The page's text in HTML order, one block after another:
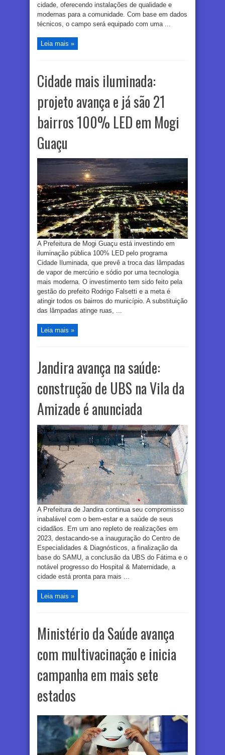
cidade, oferecendo instalações de qualidade e
modernas para a comunidade. Com base em dados
técnicos, o campo será equipado com uma ...
Leia mais »
Cidade mais iluminada:
projeto avança e já são 21
bairros 100% LED em Mogi
Guaçu
A Prefeitura de Mogi Guaçu está investindo em
iluminação pública 100% LED pelo programa
Cidade Iluminada, que prevê a troca das lâmpadas
de vapor de mercúrio e sódio por uma tecnologia
mais moderna. O investimento tem sido feito pela
gestão do prefeito Rodrigo Falsetti e a meta é
atingir todos os bairros do município. A substituição
das lâmpadas atinge ruas, ...
Leia mais »
Jandira avança na saúde:
construção de UBS na Vila da
Amizade é anunciada
A Prefeitura de Jandira continua seu compromisso
inabalável com o bem-estar e a saúde de seus
cidadãos. Em um ano repleto de realizações em
2023, destacando-se a inauguração do Centro de
Especialidades & Diagnósticos, a finalização da
base do SAMU, a conclusão da UBS do Fátima e o
notável progresso do Hospital & Maternidade, a
cidade está pronta para mais ...
Leia mais »
Ministério da Saúde avança
com multivacinação e inicia
campanha em mais sete
estados